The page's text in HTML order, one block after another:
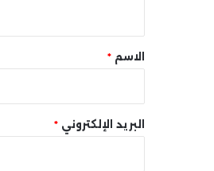
* الاسم *
البريد الإلكتروني *